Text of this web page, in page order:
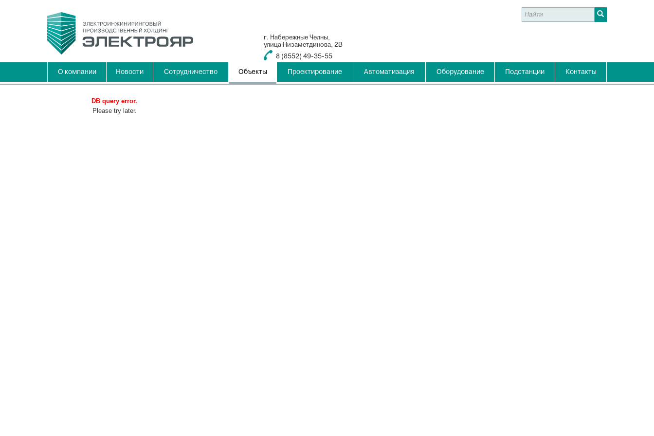
г. Набережные Челны,
улица Низаметдинова, 2В
8 (8552) 49-35-55
О компании
Новости Сотрудничество Объекты Проектирование Автоматизация Оборудование Подстанции Контакты
DB query error.
Please try later.